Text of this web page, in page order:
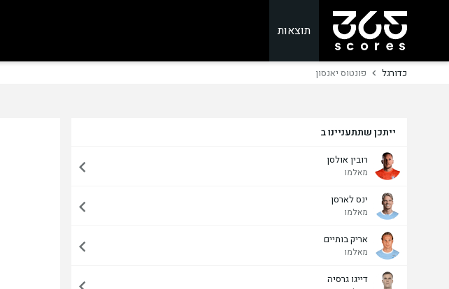
תוצאות
כדורגל פונטוס יאנסון
ייתכן שתתעניינו ב
רובין אולסן
מאלמו
ינס לארסן
מאלמו
אריק בותיים
מאלמו
דייגו גרסיה